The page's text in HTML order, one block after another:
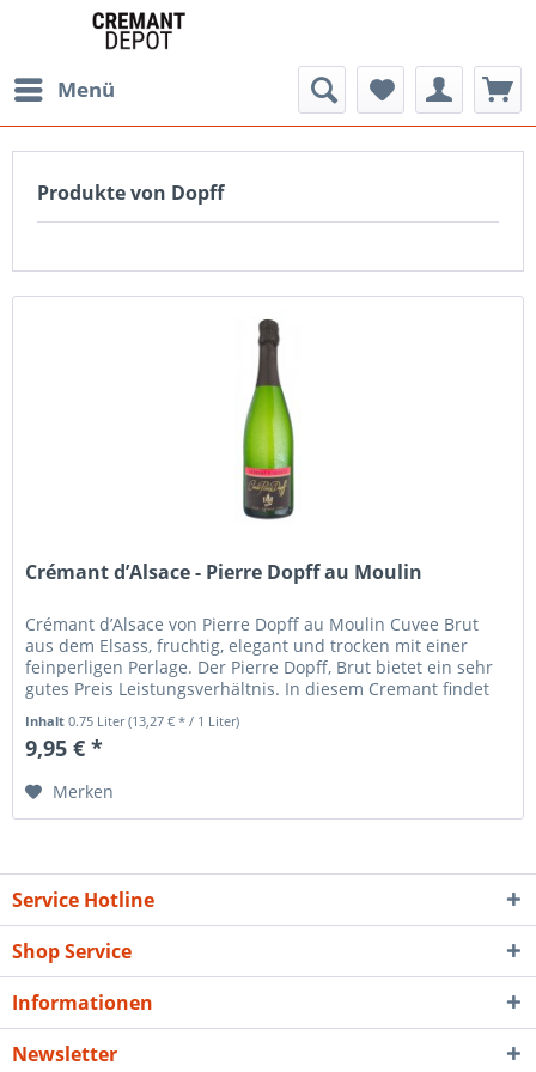
Menü
Produkte von Dopff
Crémant d’Alsace - Pierre Dopff au Moulin
Crémant d’Alsace von Pierre Dopff au Moulin Cuvee Brut
aus dem Elsass, fruchtig, elegant und trocken mit einer
feinperligen Perlage. Der Pierre Dopff, Brut bietet ein sehr
gutes Preis Leistungsverhältnis. In diesem Cremant findet
Inhalt0.75 Liter(13,27 € * / 1 Liter)
9,95 € *
Merken
Service Hotline
Shop Service
Informationen
Newsletter